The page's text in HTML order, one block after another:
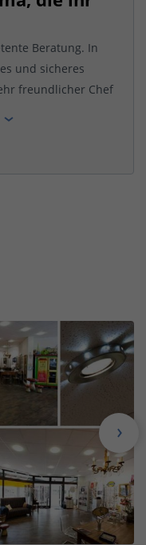
Beratung. In
und sicheres
freundlicher Chef